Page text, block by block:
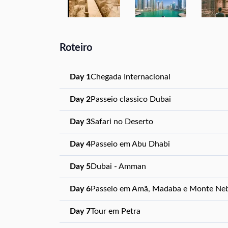
Roteiro
Day 1Chegada Internacional
Day 2Passeio classico Dubai
Day 3Safari no Deserto
Day 4Passeio em Abu Dhabi
Day 5Dubai - Amman
Day 6Passeio em Amã, Madaba e Monte
Day 7Tour em Petra